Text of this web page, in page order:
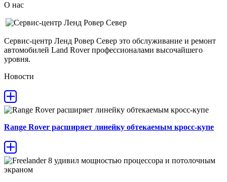
О нас
Сервис-центр Ленд Ровер Север это обслуживание и ремонт
автомобилей Land Rover профессионалами высочайшего
уровня.
Новости
Range Rover расширяет линейку обтекаемым кросс-купе